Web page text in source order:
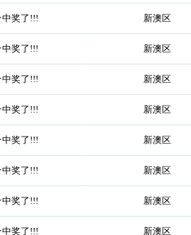
奖了!!! 新澳区
奖了!!! 新澳区
奖了!!! 新澳区
奖了!!! 新澳区
奖了!!! 新澳区
奖了!!! 新澳区
奖了!!! 新澳区
奖了!!! 新澳区